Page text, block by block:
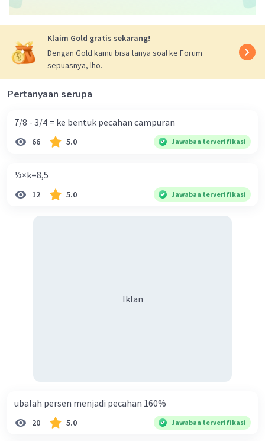
Jadi, berat kedua melon tersebut adalah 4,02
kilogram.
Beri Rating· 0.0(0) Balas
Klaim Gold gratis sekarang!
Dengan Gold kamu bisa tanya soal ke Forum
sepuasnya, lho.
Pertanyaan serupa
7/8 - 3/4 = ke bentuk pecahan campuran
66 5.0 Jawaban terverifikasi
⅓×k=8,5
12 5.0 Jawaban terverifikasi
Iklan
ubalah persen menjadi pecahan 160%
20 5.0 Jawaban terverifikasi